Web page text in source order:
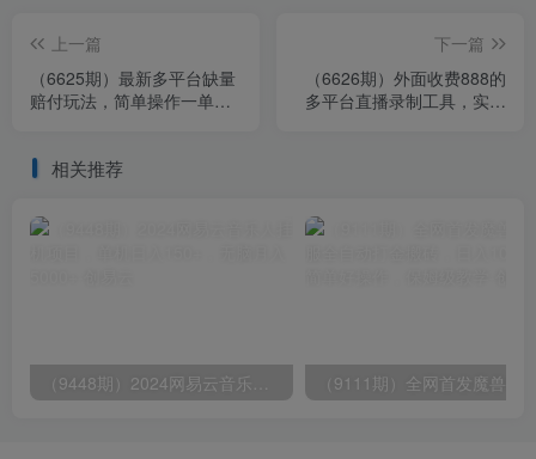
上一篇
（6625期）最新多平台缺量
赔付玩法，简单操作一单利
下一篇
（6626期）外面收费888的
多平台直播录制工具，实时
相关推荐